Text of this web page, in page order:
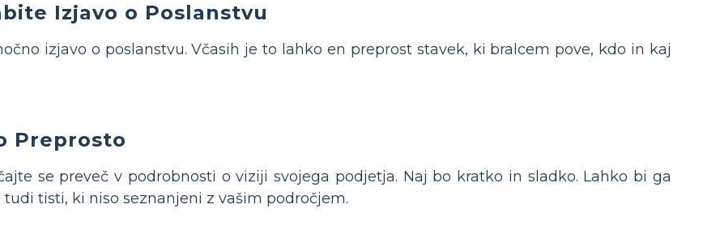
Izjavo o Poslanstvu
izjavo o poslanstvu. Včasih je to lahko en preprost stavek, ki bralcem pove, kdo in kaj
Preprosto
se preveč v podrobnosti o viziji svojega podjetja. Naj bo kratko in sladko. Lahko bi ga
tudi tisti, ki niso seznanjeni z vašim področjem.